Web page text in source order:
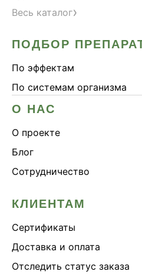
Весь каталог›
ПОДБОР
По эффектам
По системам организма
О НАС
О проекте
Блог
Сотрудничество
КЛИЕНТАМ
Сертификаты
Доставка и оплата
Отследить статус заказа